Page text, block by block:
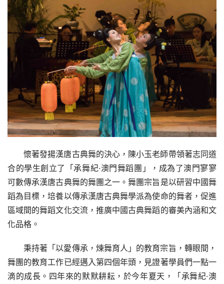
懷著發揚漢唐古典舞的決心，陳小玉老師帶領著志同道
合的學生創立了「承舞紀·澳門舞蹈團」，成為了澳門寥寥
可數傳承漢唐古典舞的舞團之一。舞團宗旨是以研習中國舞
蹈為目標，培養以傳承漢唐古典舞學派為使命的舞者，促進
區域間的舞蹈文化交流，推廣中國古典舞蹈的審美內涵和文
化品格。
秉持著「以愛傳承，煉舞育人」的教育宗旨，轉眼間，
舞團的教育工作已經邁入第四個年頭，見證著學員們一點一
滴的成長。四年來的默默耕耘，於今年夏天，「承舞紀·澳